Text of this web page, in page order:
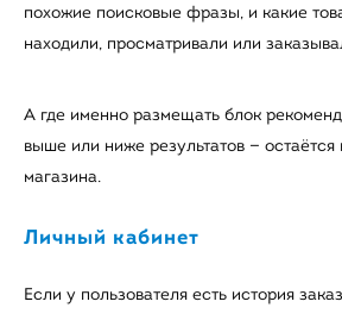
похожие поисковые фразы, и какие
находили, просматривали или
А где именно размещать блок
выше или ниже результатов —
магазина.
Личный кабинет
Если у пользователя есть история